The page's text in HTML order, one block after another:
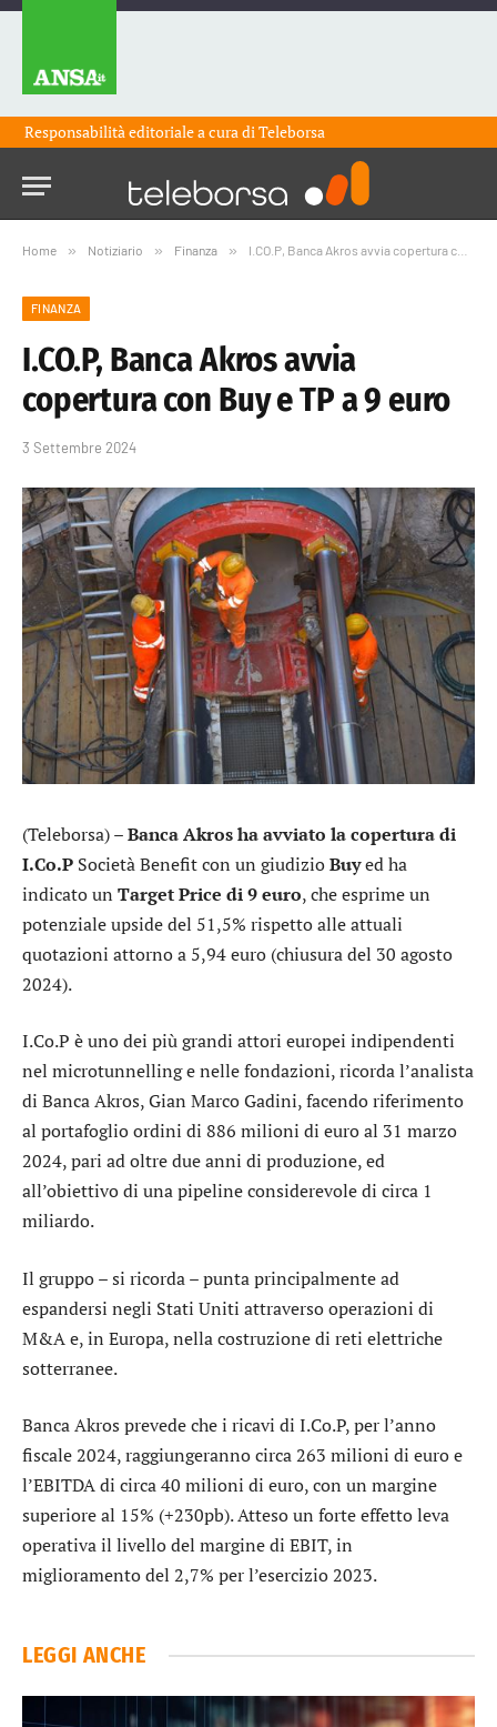
Responsabilità editoriale a cura diTeleborsa
Home » Notiziario » Finanza » I.CO.P, Banca Akros avvia copertura con Buy e TP a 9 euro
FINANZA
I.CO.P, Banca Akros avvia
copertura con Buy e TP a 9 euro
3 Settembre 2024
(Teleborsa) –Banca Akrosha avviato la copertura di
I.Co.P Società Benefit con un giudizioBuyed ha
indicato un Target Price di 9 euro, che esprime un
potenziale upside del 51,5% rispetto alle attuali
quotazioni attorno a 5,94 euro (chiusura del 30 agosto
2024).
I.Co.P è uno dei più grandi attori europei indipendenti
nel microtunnelling e nelle fondazioni, ricorda l’analista
di Banca Akros, Gian Marco Gadini, facendo riferimento
al portafoglio ordini di 886 milioni di euro al 31 marzo
2024, pari ad oltre due anni di produzione, ed
all’obiettivo di una pipeline considerevole di circa 1
miliardo.
Il gruppo – si ricorda – punta principalmente ad
espandersi negli Stati Uniti attraverso operazioni di
M&A e, in Europa, nella costruzione di reti elettriche
sotterranee.
Banca Akros prevede che i ricavi di I.Co.P, per l’anno
fiscale 2024, raggiungeranno circa 263 milioni di euro e
l’EBITDA di circa 40 milioni di euro, con un margine
superiore al 15% (+230pb). Atteso un forte effetto leva
operativa il livello del margine di EBIT, in
miglioramento del 2,7% per l’esercizio 2023.
LEGGI ANCHE